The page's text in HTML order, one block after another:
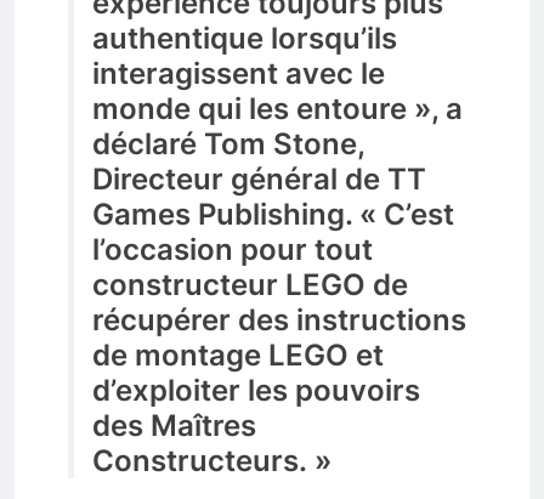
authentique lorsqu’ils
interagissent avec le
monde qui les entoure », a
déclaré Tom Stone,
Directeur général de TT
Games Publishing. « C’est
l’occasion pour tout
constructeur LEGO de
récupérer des instructions
de montage LEGO et
d’exploiter les pouvoirs
des Maîtres
Constructeurs. »